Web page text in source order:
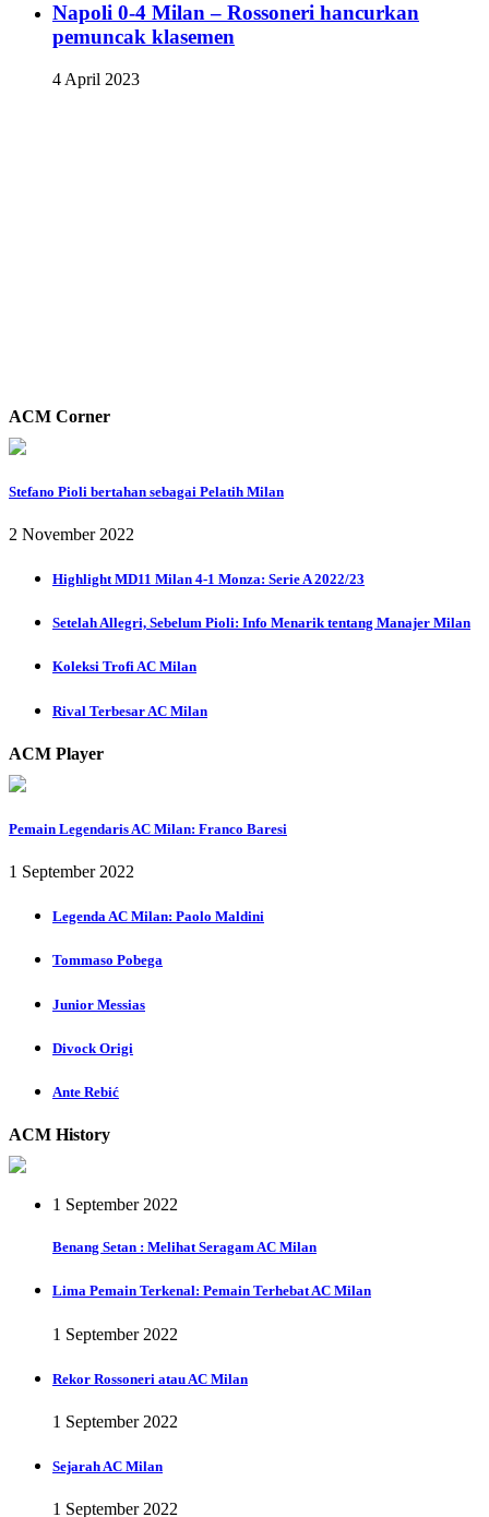
Napoli 0-4 Milan – Rossoneri hancurkan
pemuncak klasemen
4 April 2023
ACM Corner
Stefano Pioli bertahan sebagai Pelatih Milan
2 November 2022
Highlight MD11 Milan 4-1 Monza: Serie A 2022/23
Setelah Allegri, Sebelum Pioli: Info Menarik tentang Manajer Milan
Koleksi Trofi AC Milan
Rival Terbesar AC Milan
ACM Player
Pemain Legendaris AC Milan: Franco Baresi
1 September 2022
Legenda AC Milan: Paolo Maldini
Tommaso Pobega
Junior Messias
Divock Origi
Ante Rebić
ACM History
1 September 2022
Benang Setan : Melihat Seragam AC Milan
Lima Pemain Terkenal: Pemain Terhebat AC Milan
1 September 2022
Rekor Rossoneri atau AC Milan
1 September 2022
Sejarah AC Milan
1 September 2022